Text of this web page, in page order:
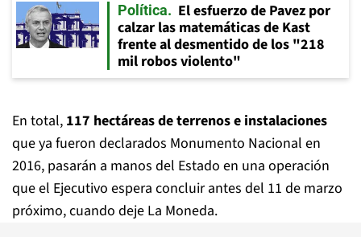
Política
El esfuerzo de Pavez por
calzar las matemáticas de Kast
frente al desmentido de los "218
mil robos violento"
En total, 117 hectáreas de terrenos e instalaciones
que ya fueron declarados Monumento Nacional en
2016, pasarán a manos del Estado en una operación
que el Ejecutivo espera concluir antes del 11 de marzo
próximo, cuando deje La Moneda.